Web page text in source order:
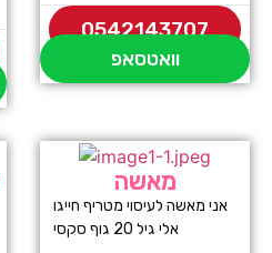
0542143707
וואטסאפ
מאשה
אני מאשה לעיסוי מטריף חייגו
אלי גיל 20 גוף סקסי